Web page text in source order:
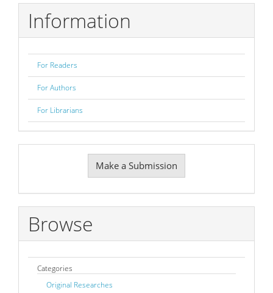
Information
For Readers
For Authors
For Librarians
Submission
Make a Submission
Browse
Categories
Original Researches